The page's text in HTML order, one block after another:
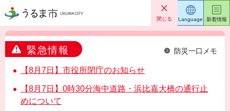
うるま市 閉じる
緊急情報 防災一口メモ
【8月7日】市役所閉庁のお知らせ
【8月7日】0時30分海中道路・浜比嘉大橋の通行止
めについて
Language 新着情報